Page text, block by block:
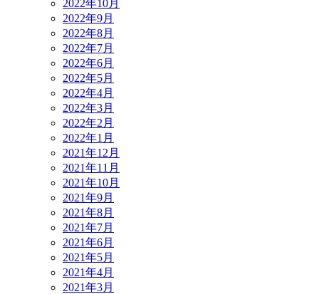
2022年10月
2022年9月
2022年8月
2022年7月
2022年6月
2022年5月
2022年4月
2022年3月
2022年2月
2022年1月
2021年12月
2021年11月
2021年10月
2021年9月
2021年8月
2021年7月
2021年6月
2021年5月
2021年4月
2021年3月